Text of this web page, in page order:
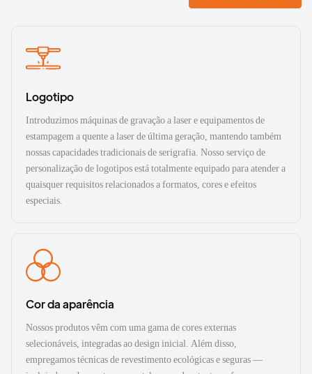
Logotipo
Introduzimos máquinas de gravação a laser e equipamentos de
estampagem a quente a laser de última geração, mantendo também
nossas capacidades tradicionais de serigrafia. Nosso serviço de
personalização de logotipos está totalmente equipado para atender a
quaisquer requisitos relacionados a formatos, cores e efeitos
especiais.
Cor da aparência
Nossos produtos vêm com uma gama de cores externas
selecionáveis, integradas ao design inicial. Além disso,
empregamos técnicas de revestimento ecológicas e seguras —